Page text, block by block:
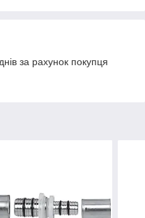
за рахунок покупця